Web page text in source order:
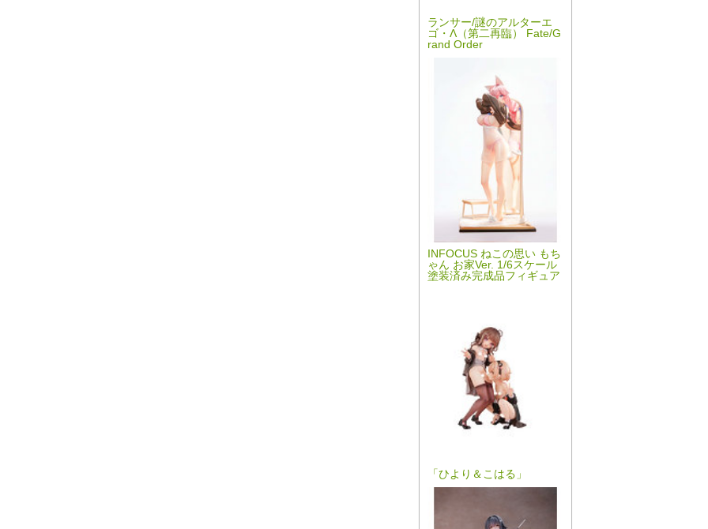
ランサー/謎のアルターエ
ゴ・Λ（第二再臨） Fate/G
rand Order
INFOCUS ねこの思い もち
ゃん お家Ver. 1/6スケール
塗装済み完成品フィギュア
「ひより＆こはる」